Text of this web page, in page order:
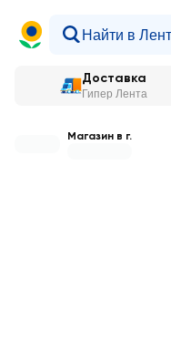
Доставка
Гипер Лента
Магазин в г.